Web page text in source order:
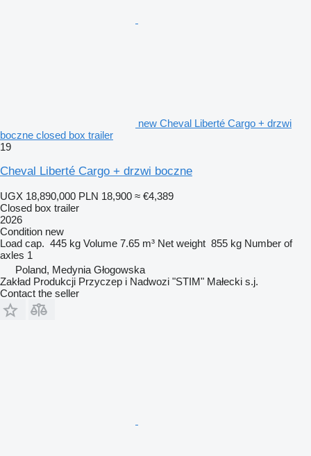
new Cheval Liberté Cargo + drzwi
boczne closed box trailer
19
Cheval Liberté Cargo + drzwi boczne
UGX 18,890,000 PLN 18,900 ≈ €4,389
Closed box trailer
2026
Condition new
Load cap. 445 kg Volume 7.65 m³ Net weight 855 kg Number of
axles 1
Poland, Medynia Głogowska
Zakład Produkcji Przyczep i Nadwozi "STIM" Małecki s.j.
Contact the seller